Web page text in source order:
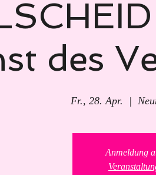
des
Fr., 28. Apr.
  |
Anmeldung